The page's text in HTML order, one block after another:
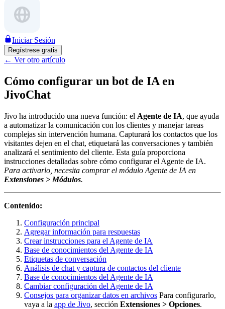
Iniciar Sesión
Regístrese gratis
← Ver otro artículo
Cómo configurar un bot de IA en
JivoChat
Jivo ha introducido una nueva función: el Agente de IA, que ayuda
a automatizar la comunicación con los clientes y manejar tareas
complejas sin intervención humana. Capturará los contactos que los
visitantes dejen en el chat, etiquetará las conversaciones y también
analizará el sentimiento del cliente. Esta guía proporciona
instrucciones detalladas sobre cómo configurar el Agente de IA.
Para activarlo, necesita comprar el módulo Agente de IA en
Extensiones > Módulos.
Contenido:
Configuración principal
Agregar información para respuestas
Crear instrucciones para el Agente de IA
Base de conocimientos del Agente de IA
Etiquetas de conversación
Análisis de chat y captura de contactos del cliente
Base de conocimientos del Agente de IA
Cambiar configuración del Agente de IA
Consejos para organizar datos en archivos Para configurarlo,
vaya a la app de Jivo, sección Extensiones > Opciones.